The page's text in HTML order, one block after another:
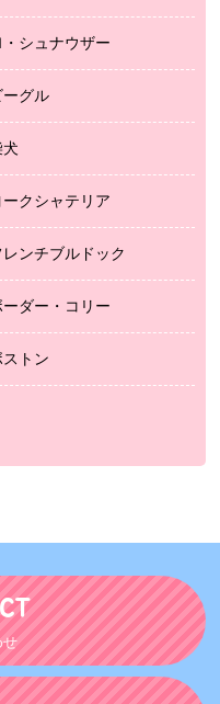
・シュナウザー
ーグル
ークシャテリア
レンチブルドック
ーダー・コリー
ストン
せ